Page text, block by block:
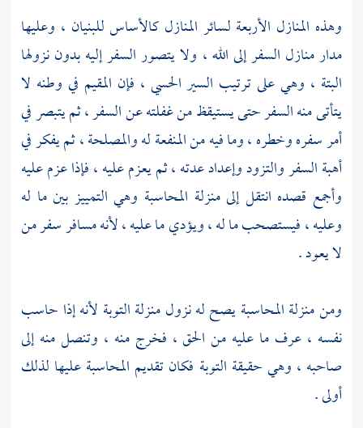
وهذه المنازل الأربعة لسائر المنازل كالأساس للبنيان ، وعليها
مدار منازل السفر إلى الله ، ولا يتصور السفر إليه بدون نزولها
البتة ، وهي على ترتيب السير الحسي ، فإن المقيم في وطنه لا
يتأتى منه السفر حتى يستيقظ من غفلته عن السفر ، ثم يتبصر في
أمر سفره وخطره ، وما فيه من المنفعة له والمصلحة ، ثم يفكر في
أهبة السفر والتزود وإعداد عدته ، ثم يعزم عليه ، فإذا عزم عليه
وأجمع قصده انتقل إلى منزلة المحاسبة وهي التمييز بين ما له
وعليه ، فيستصحب ما له ، ويؤدي ما عليه ، لأنه مسافر سفر من
لا يعود .
ومن منزلة المحاسبة يصح له نزول منزلة التوبة لأنه إذا حاسب
نفسه ، عرف ما عليه من الحق ، فخرج منه ، وتنصل منه إلى
صاحبه ، وهي حقيقة التوبة فكان تقديم المحاسبة عليها لذلك
أولى .